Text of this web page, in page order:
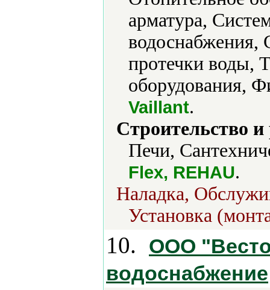
арматура,
водоснабжения,
протечки воды,
оборудования,
Vaillant.
Строительство
Печи,
Flex, REHAU.
Наладка,
Установка
10.
ООО
водоснабжение